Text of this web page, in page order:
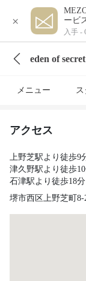
×
ービ
入手 -
eden of
メニュー ス
アクセス
上野芝駅より徒歩9
津久野駅より徒歩
石津駅より徒歩18分
堺市西区上野芝町8-